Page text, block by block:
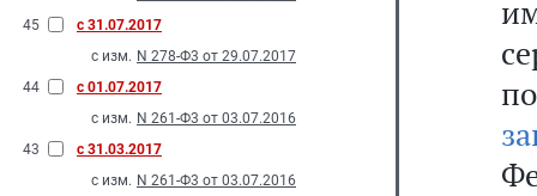
45
с 31.07.2017
с изм. N 278-Ф3 от 29.07.2017
44
с 01.07.2017
с изм. N 261-Ф3 от 03.07.2016
43
с 31.03.2017
с изм. N 261-Ф3 от 03.07.2016